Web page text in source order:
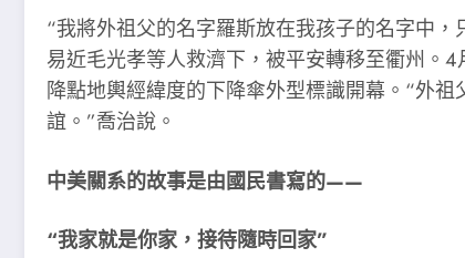
“我將外祖父的名字羅斯放在我孩子的名字中
易近毛光孝等人救濟下，被平安轉移至衢州。
降點地輿經緯度的下降傘外型標識開幕。“外
誼。”喬治說。
中美關系的故事是由國民書寫的——
“我家就是你家，接待隨時回家”